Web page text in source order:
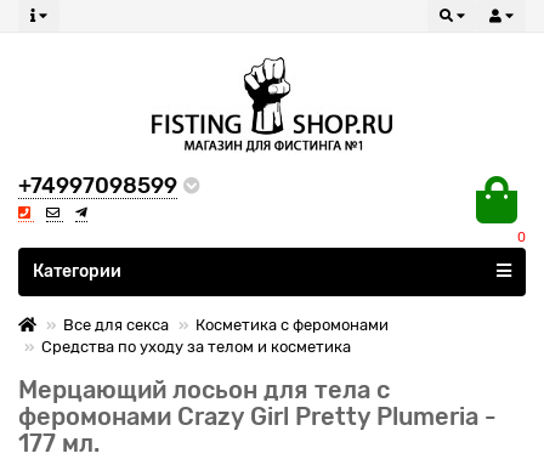
+74997098599
0
Все категории
Категории
Все для секса
Косметика с феромонами
Средства по уходу за телом и косметика
Мерцающий лосьон для тела с
феромонами Crazy Girl Pretty Plumeria -
177 мл.